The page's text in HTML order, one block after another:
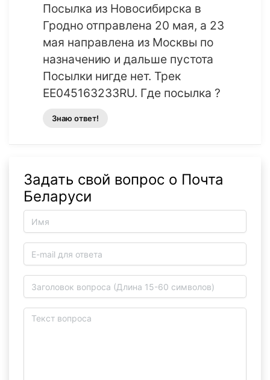
Посылка из Новосибирска в
Гродно отправлена 20 мая, а 23
мая направлена из Москвы по
назначению и дальше пустота
Посылки нигде нет. Трек
EE045163233RU. Где посылка ?
Знаю ответ!
Задать свой вопрос о Почта
Беларуси